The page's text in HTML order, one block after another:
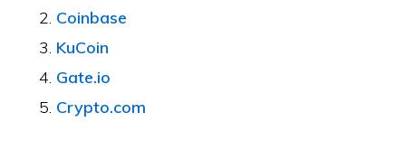
Coinbase
KuCoin
Gate.io
Crypto.com